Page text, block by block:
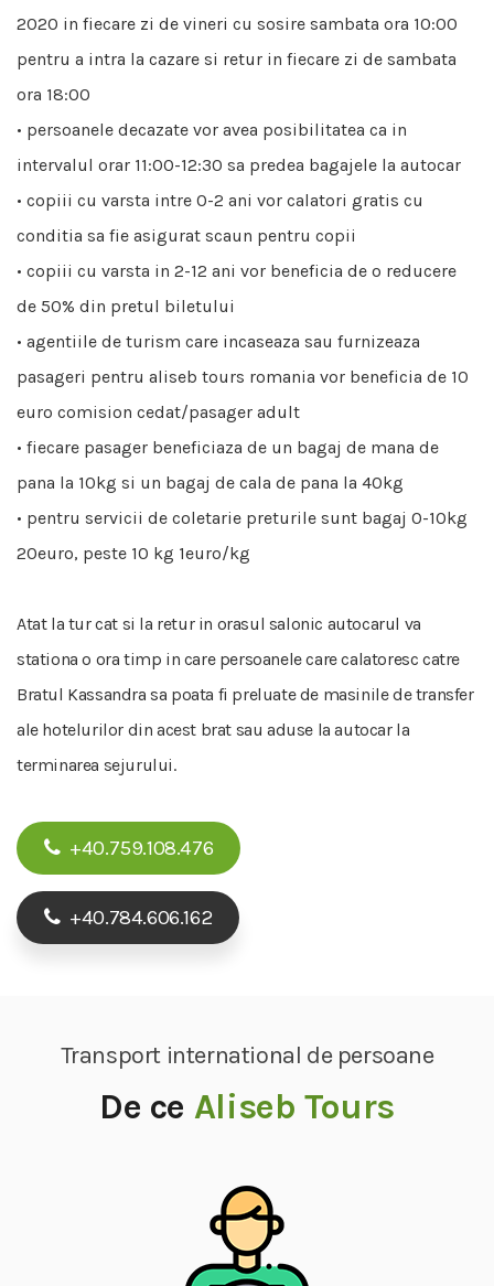
2020 in fiecare zi de vineri cu sosire sambata ora 10:00
pentru a intra la cazare si retur in fiecare zi de sambata
ora 18:00
• persoanele decazate vor avea posibilitatea ca in
intervalul orar 11:00-12:30 sa predea bagajele la autocar
• copiii cu varsta intre 0-2 ani vor calatori gratis cu
conditia sa fie asigurat scaun pentru copii
• copiii cu varsta in 2-12 ani vor beneficia de o reducere
de 50% din pretul biletului
• agentiile de turism care incaseaza sau furnizeaza
pasageri pentru aliseb tours romania vor beneficia de 10
euro comision cedat/pasager adult
• fiecare pasager beneficiaza de un bagaj de mana de
pana la 10kg si un bagaj de cala de pana la 40kg
• pentru servicii de coletarie preturile sunt bagaj 0-10kg
20euro, peste 10 kg 1euro/kg
Atat la tur cat si la retur in orasul salonic autocarul va
stationa o ora timp in care persoanele care calatoresc catre
Bratul Kassandra sa poata fi preluate de masinile de transfer
ale hotelurilor din acest brat sau aduse la autocar la
terminarea sejurului.
+40.759.108.476
+40.784.606.162
Transport international de persoane
De ce Aliseb Tours